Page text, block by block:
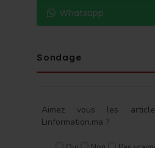
Whatsapp
Sondage
Aimez vous les
Linformation.ma ?